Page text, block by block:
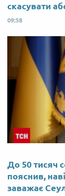
скасувати
09:58
До 50 тисяч
пояснив,
заважає